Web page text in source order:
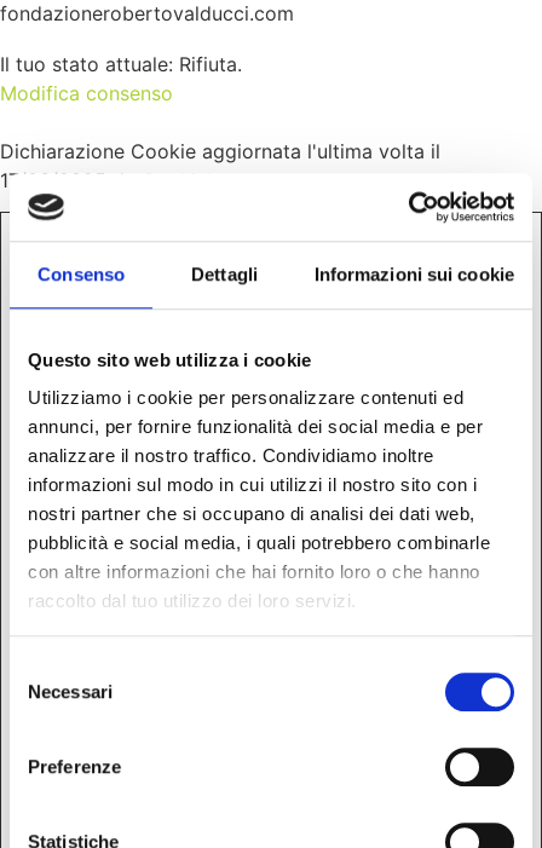
Consenso Dettagli Informazioni sui cookie
Questo sito web utilizza i cookie
Utilizziamo i cookie per personalizzare contenuti ed
annunci, per fornire funzionalità dei social media e per
analizzare il nostro traffico. Condividiamo inoltre
informazioni sul modo in cui utilizzi il nostro sito con i
nostri partner che si occupano di analisi dei dati web,
pubblicità e social media, i quali potrebbero combinarle
con altre informazioni che hai fornito loro o che hanno
raccolto dal tuo utilizzo dei loro servizi.
delNecessari
Preferenze
Statistiche
fondazionerobertovalducci.com
Il tuo stato attuale: Rifiuta.
Modifica consenso
Dichiarazione Cookie aggiornata l'ultima volta il
17/03/2025 da
Cookiebot
Necessari (5)
I cookie necessari contribuiscono a rendere fruibile il
sito web abilitandone funzionalità di base quali la
del sito. Il sito web non è in grado di funzionare
correttamente senza questi cookie.
Nome Fornitore Scopo
massima
di
1.gif
Cookiebot
Utilizzato per
contare il numero di
Session